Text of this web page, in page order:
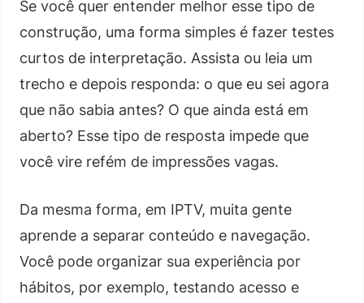
Se você quer entender melhor esse tipo de
construção, uma forma simples é fazer testes
curtos de interpretação. Assista ou leia um
trecho e depois responda: o que eu sei agora
que não sabia antes? O que ainda está em
aberto? Esse tipo de resposta impede que
você vire refém de impressões vagas.
Da mesma forma, em IPTV, muita gente
aprende a separar conteúdo e navegação.
Você pode organizar sua experiência por
hábitos, por exemplo, testando acesso e